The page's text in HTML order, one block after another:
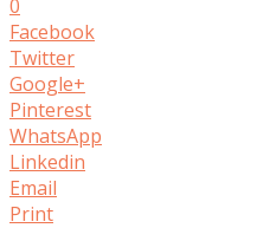
0
Facebook
Twitter
Google+
Pinterest
WhatsApp
Linkedin
Email
Print